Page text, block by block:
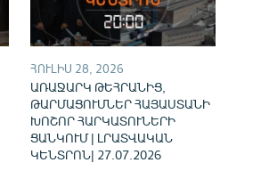
ՀՈՒԼԻՍ 28, 2026
ԱՌԱՋԱՐԿ ԹԵՀՐԱՆԻՑ,
ԹԱՐՄԱՑՈՒՄՆԵՐ ՀԱՅԱՍՏԱՆԻ
ԽՈՇՈՐ ՀԱՐԿԱՏՈՒՆԵՐԻ
ՑԱՆԿՈՒՄ | ԼՐԱՏՎԱԿԱՆ
ԿԵՆՏՐՈՆ| 27.07.2026